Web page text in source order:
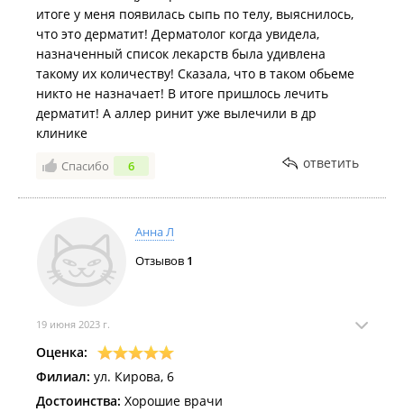
итоге у меня появилась сыпь по телу, выяснилось,
что это дерматит! Дерматолог когда увидела,
назначенный список лекарств была удивлена
такому их количеству! Сказала, что в таком обьеме
никто не назначает! В итоге пришлось лечить
дерматит! А аллер ринит уже вылечили в др
клинике
Спасибо 6 ответить
Анна Л
Отзывов 1
19 июня 2023 г.
Оценка:
Филиал: ул. Кирова, 6
Достоинства: Хорошие врачи